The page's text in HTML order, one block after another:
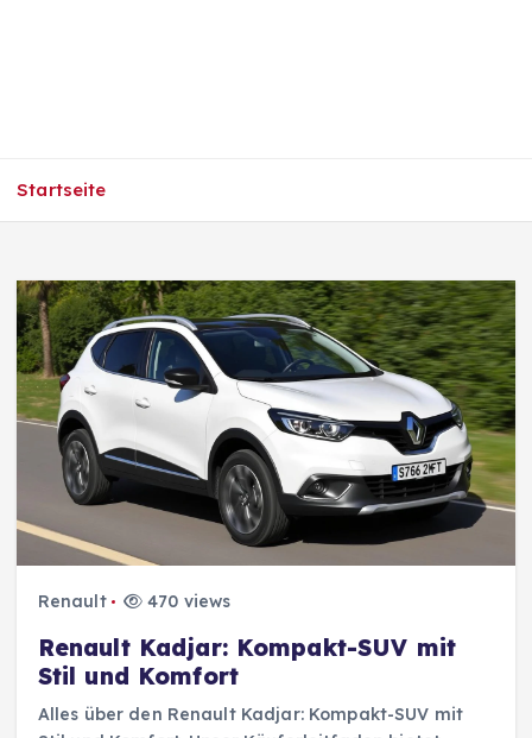
Startseite
Renault 470 views
Renault Kadjar: Kompakt-SUV mit
Stil und Komfort
Alles über den Renault Kadjar: Kompakt-SUV mit